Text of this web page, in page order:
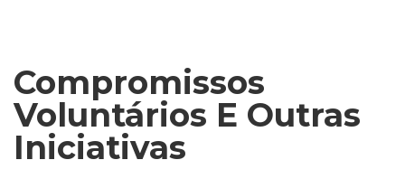
Compromissos
Voluntários E Outras
Iniciativas